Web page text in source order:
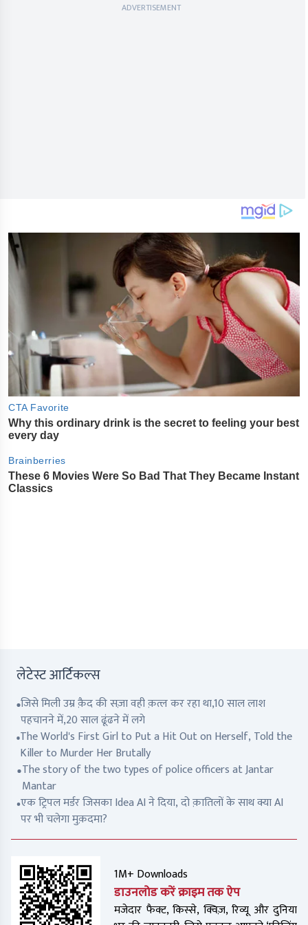
ADVERTISEMENT
लेटेस्ट आर्टिकल्स
जिसे मिली उम्र क़ैद की सज़ा वही क़त्ल कर रहा था,10 साल लाश
पहचानने में,20 साल ढूंढने में लगे
The World's First Girl to Put a Hit Out on Herself, Told the
Killer to Murder Her Brutally
The story of the two types of police officers at Jantar
Mantar
एक ट्रिपल मर्डर जिसका Idea AI ने दिया, दो क़ातिलों के साथ क्या AI
पर भी चलेगा मुक़दमा?
1M+ Downloads
डाउनलोड करें क्राइम तक ऐप
मजेदार फैक्ट, किस्से, क्विज़, रिव्यू और दुनिया